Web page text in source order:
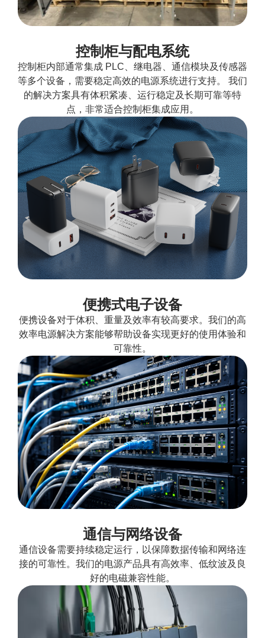
控制柜与配电系统
控制柜内部通常集成 PLC、继电器、通信模块及传感器
等多个设备，需要稳定高效的电源系统进行支持。 我们
的解决方案具有体积紧凑、运行稳定及长期可靠等特
点，非常适合控制柜集成应用。
便携式电子设备
便携设备对于体积、重量及效率有较高要求。我们的高
效率电源解决方案能够帮助设备实现更好的使用体验和
可靠性。
通信与网络设备
通信设备需要持续稳定运行，以保障数据传输和网络连
接的可靠性。我们的电源产品具有高效率、低纹波及良
好的电磁兼容性能。